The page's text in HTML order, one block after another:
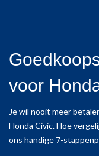
voor
Je wil nooit meer
Honda Civic. Hoe
ons handige 7-